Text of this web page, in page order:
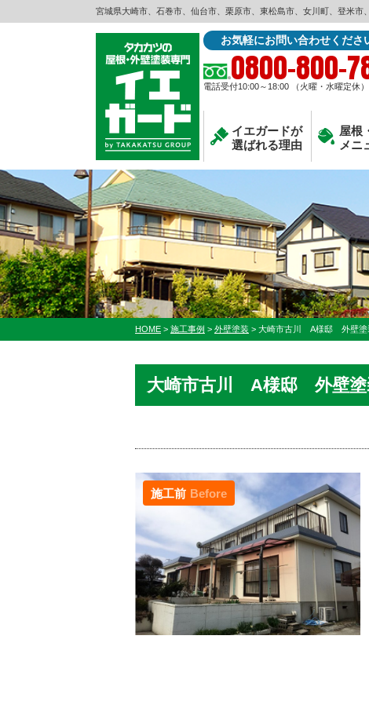
宮城県大崎市、石巻市、仙台市、栗原市、東松島市、女川町、登米
お気軽にお問い合わせくださ
0800-800-
電話受付10:00～18:00 （火曜・水曜定休）
イエガードが
選ばれる理由
屋根
メニ
HOME > 施工事例 > 外壁塗装 > 大崎市古川 A様邸 外壁塗
大崎市古川 A様邸 外壁塗
施工前 Before